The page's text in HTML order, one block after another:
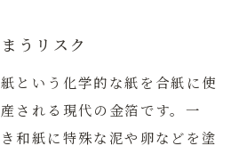
うリスク
という化学的な紙を合紙に使
される現代の金箔です。一
和紙に特殊な泥や卵などを塗